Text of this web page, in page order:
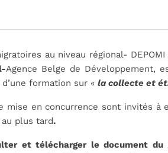
au niveau régional-
Agence Belge de Développement,
formation sur « la collecte et
mise en concurrence sont invités à
au plus tard.
et télécharger le document